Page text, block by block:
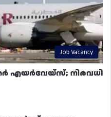
Job Vacancy
എയർവേയ്‌സ്; നിരവധി